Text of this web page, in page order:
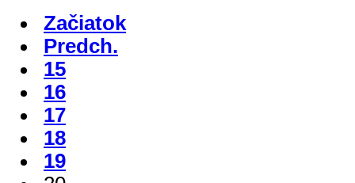
Začiatok
Predch.
15
16
17
18
19